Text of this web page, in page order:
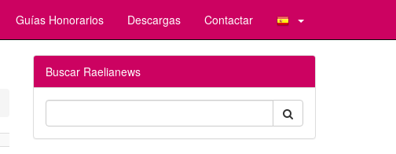
Guías Honorarios Descargas Contactar
Buscar Raelianews